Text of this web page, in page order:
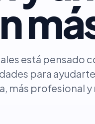
está pensado
para
más profesional y